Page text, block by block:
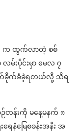
၁ က ထွက်လာတဲ့ စစ်
မ်းပိုင်းမှာ မေလ ၇
တိုက်ခိုက်ခံခဲ့ရတယ်လို့ သိရ
တန်းကို မနေ့မနက် ၈
ေနံမြေစခန်းအနီး အ